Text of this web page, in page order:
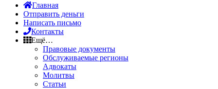
Главная
Отправить деньги
Написать письмо
Контакты
Ещё…
Правовые документы
Обслуживаемые регионы
Адвокаты
Молитвы
Статьи